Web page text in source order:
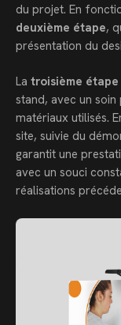
du projet. En
deuxième étape,
présentation du
La troisième étape
stand, avec un
matériaux utilisés.
site, suivie du
garantit une
avec un souci
réalisations